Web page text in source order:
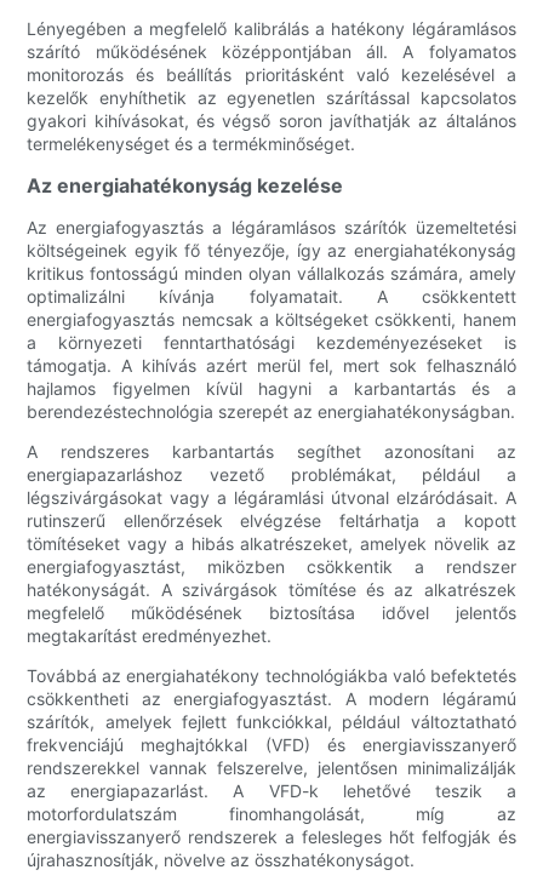
Lényegében a megfelelő kalibrálás a hatékony légáramlásos
szárító működésének középpontjában áll. A folyamatos
monitorozás és beállítás prioritásként való kezelésével a
kezelők enyhíthetik az egyenetlen szárítással kapcsolatos
gyakori kihívásokat, és végső soron javíthatják az általános
termelékenységet és a termékminőséget.
Az energiahatékonyság kezelése
Az energiafogyasztás a légáramlásos szárítók üzemeltetési
költségeinek egyik fő tényezője, így az energiahatékonyság
kritikus fontosságú minden olyan vállalkozás számára, amely
optimalizálni kívánja folyamatait. A csökkentett
energiafogyasztás nemcsak a költségeket csökkenti, hanem
a környezeti fenntarthatósági kezdeményezéseket is
támogatja. A kihívás azért merül fel, mert sok felhasználó
hajlamos figyelmen kívül hagyni a karbantartás és a
berendezéstechnológia szerepét az energiahatékonyságban.
A rendszeres karbantartás segíthet azonosítani az
energiapazarláshoz vezető problémákat, például a
légszivárgásokat vagy a légáramlási útvonal elzáródásait. A
rutinszerű ellenőrzések elvégzése feltárhatja a kopott
tömítéseket vagy a hibás alkatrészeket, amelyek növelik az
energiafogyasztást, miközben csökkentik a rendszer
hatékonyságát. A szivárgások tömítése és az alkatrészek
megfelelő működésének biztosítása idővel jelentős
megtakarítást eredményezhet.
Továbbá az energiahatékony technológiákba való befektetés
csökkentheti az energiafogyasztást. A modern légáramú
szárítók, amelyek fejlett funkciókkal, például változtatható
frekvenciájú meghajtókkal (VFD) és energiavisszanyerő
rendszerekkel vannak felszerelve, jelentősen minimalizálják
az energiapazarlást. A VFD-k lehetővé teszik a
motorfordulatszám finomhangolását, míg az
energiavisszanyerő rendszerek a felesleges hőt felfogják és
újrahasznosítják, növelve az összhatékonyságot.